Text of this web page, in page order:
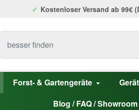
Kostenloser Versand ab 99€
Forst- & Gartengeräte
Blog / FAQ / Showroom